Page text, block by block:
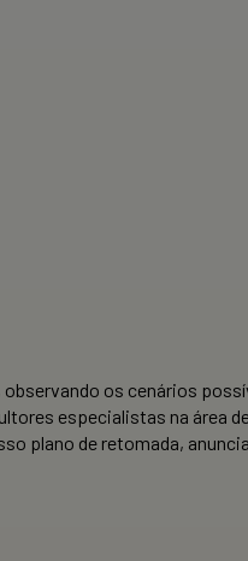
os cenários
especialistas na área
plano de retomada,